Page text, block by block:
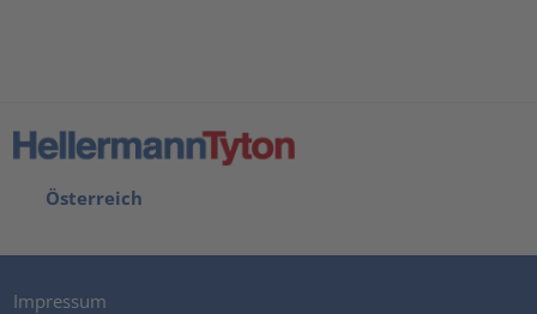
Österreich
Impressum